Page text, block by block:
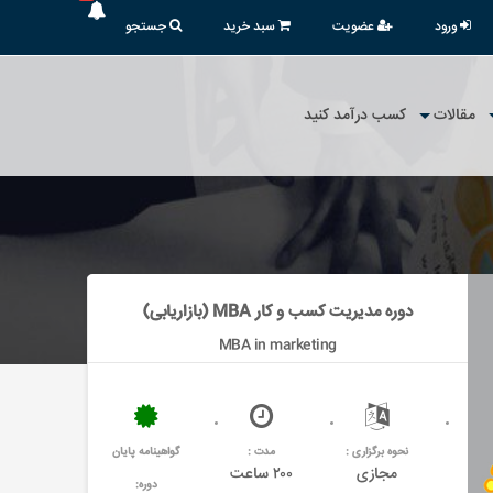
ورود عضویت سبد خرید جستجو
مقالات کسب درآمد کنید
دوره مدیریت کسب و کار MBA (بازاریابی)
MBA in marketing
نحوه برگزاری :
مجازی
مدت :
۲۰۰ ساعت
گواهینامه پایان
دوره: